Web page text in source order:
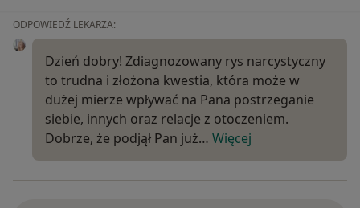
ODPOWIEDŹ LEKARZA:
Dzień dobry! Zdiagnozowany rys narcystyczny
to trudna i złożona kwestia, która może w
dużej mierze wpływać na Pana postrzeganie
siebie, innych oraz relacje z otoczeniem.
Dobrze, że podjął Pan już… Więcej